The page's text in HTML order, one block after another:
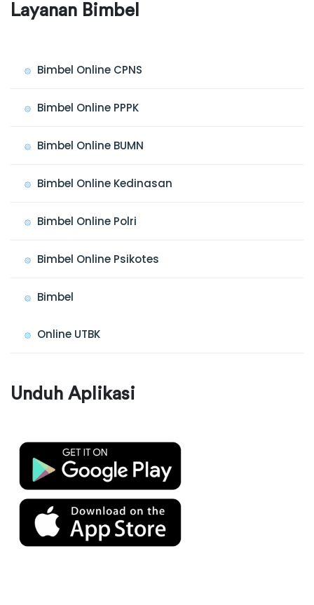
Layanan Bimbel
Bimbel Online CPNS
Bimbel Online PPPK
Bimbel Online BUMN
Bimbel Online Kedinasan
Bimbel Online Polri
Bimbel Online Psikotes
Bimbel
Online UTBK
Unduh Aplikasi